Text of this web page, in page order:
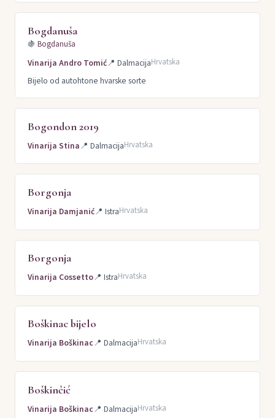
Bogdanuša
🍇 Bogdanuša
Vinarija Andro Tomić📍 DalmacijaHrvatska
Bijelo od autohtone hvarske sorte
Bogondon 2019
Vinarija Stina📍 DalmacijaHrvatska
Borgonja
Vinarija Damjanić📍 IstraHrvatska
Borgonja
Vinarija Cossetto📍 IstraHrvatska
Boškinac bijelo
Vinarija Boškinac📍 DalmacijaHrvatska
Boškinčić
Vinarija Boškinac📍 DalmacijaHrvatska